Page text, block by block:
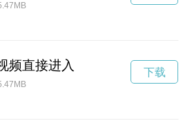
频直接进入 下载